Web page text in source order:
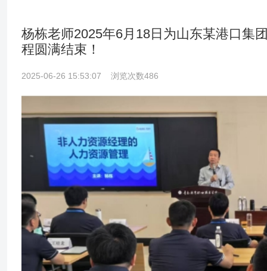
杨栋老师2025年6月18日为山东某港口集
程圆满结束！
2025-06-26 15:53:07 浏览次数486